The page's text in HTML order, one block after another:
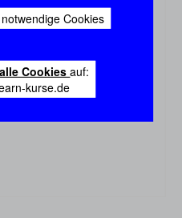
Cookies
Cookiesauf:
kurse.de